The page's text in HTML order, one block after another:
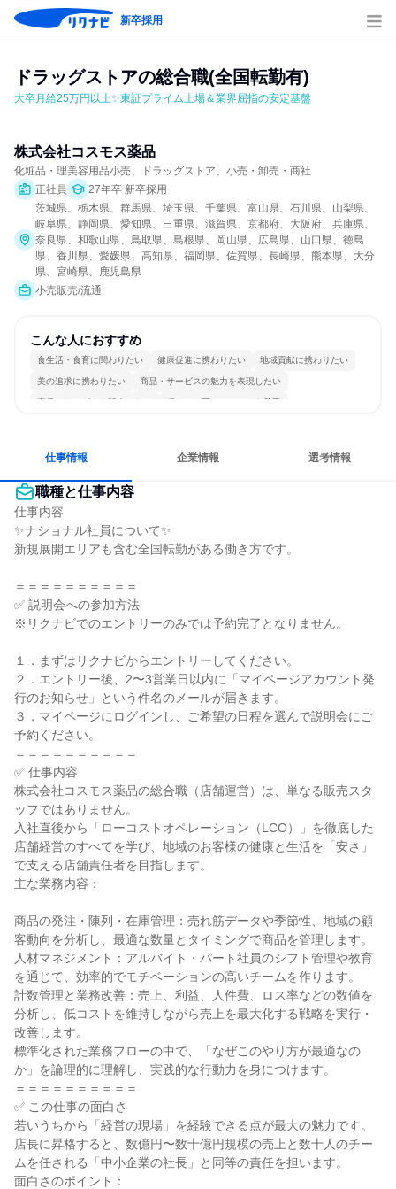
新卒採用
ドラッグストアの総合職(全国転勤有)
大卒月給25万円以上✨東証プライム上場＆業界屈指の安定基盤
株式会社コスモス薬品
化粧品・理美容用品小売、ドラッグストア、小売・卸売・商社
正社員
27年卒 新卒採用
茨城県、栃木県、群馬県、埼玉県、千葉県、富山県、石川県、山梨県、
岐阜県、静岡県、愛知県、三重県、滋賀県、京都府、大阪府、兵庫県、
奈良県、和歌山県、鳥取県、島根県、岡山県、広島県、山口県、徳島
県、香川県、愛媛県、高知県、福岡県、佐賀県、長崎県、熊本県、大分
県、宮崎県、鹿児島県
小売販売/流通
こんな人におすすめ
食生活・食育に関わりたい 健康促進に携わりたい 地域貢献に携わりたい
美の追求に携わりたい 商品・サービスの魅力を表現したい
商品・サービスを販売したい 穏やかで互いのペースを尊重
仕事情報 企業情報 選考情報
職種と仕事内容
仕事内容
✨ナショナル社員について✨
新規展開エリアも含む全国転勤がある働き方です。
＝＝＝＝＝＝＝＝＝＝
✅ 説明会への参加方法
※リクナビでのエントリーのみでは予約完了となりません。
１．まずはリクナビからエントリーしてください。
２．エントリー後、2〜3営業日以内に「マイページアカウント発
行のお知らせ」という件名のメールが届きます。
３．マイページにログインし、ご希望の日程を選んで説明会にご
予約ください。
＝＝＝＝＝＝＝＝＝＝
✅ 仕事内容
株式会社コスモス薬品の総合職（店舗運営）は、単なる販売スタ
ッフではありません。
入社直後から「ローコストオペレーション（LCO）」を徹底した
店舗経営のすべてを学び、地域のお客様の健康と生活を「安さ」
で支える店舗責任者を目指します。
主な業務内容：
商品の発注・陳列・在庫管理：売れ筋データや季節性、地域の顧
客動向を分析し、最適な数量とタイミングで商品を管理します。
人材マネジメント：アルバイト・パート社員のシフト管理や教育
を通じて、効率的でモチベーションの高いチームを作ります。
計数管理と業務改善：売上、利益、人件費、ロス率などの数値を
分析し、低コストを維持しながら売上を最大化する戦略を実行・
改善します。
標準化された業務フローの中で、「なぜこのやり方が最適なの
か」を論理的に理解し、実践的な行動力を身につけます。
＝＝＝＝＝＝＝＝＝＝
✅ この仕事の面白さ
若いうちから「経営の現場」を経験できる点が最大の魅力です。
店長に昇格すると、数億円〜数十億円規模の売上と数十人のチー
ムを任される「中小企業の社長」と同等の責任を担います。
面白さのポイント：